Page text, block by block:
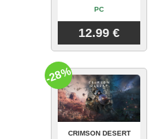
PC
12.99 €
CRIMSON DESERT
-28%